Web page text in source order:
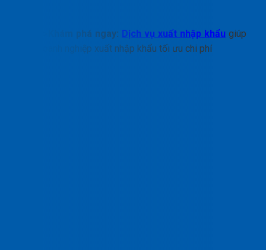
>>Khám phá ngay: Dịch vụ xuất nhập khẩu giúp
doanh nghiệp xuất nhập khẩu tối ưu chi phí